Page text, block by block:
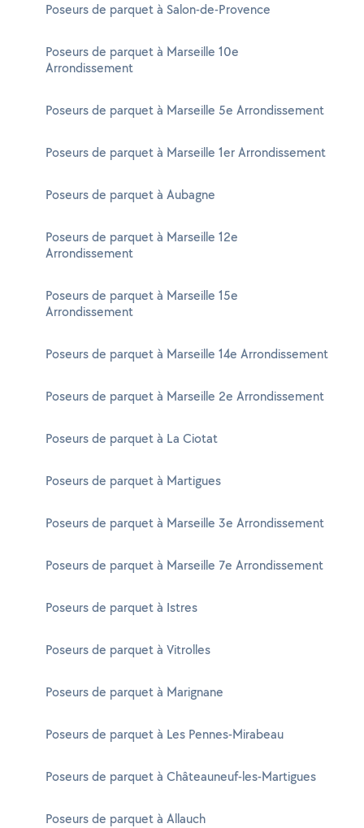
Poseurs de parquet à Salon-de-Provence
Poseurs de parquet à Marseille 10e
Arrondissement
Poseurs de parquet à Marseille 5e Arrondissement
Poseurs de parquet à Marseille 1er Arrondissement
Poseurs de parquet à Aubagne
Poseurs de parquet à Marseille 12e
Arrondissement
Poseurs de parquet à Marseille 15e
Arrondissement
Poseurs de parquet à Marseille 14e Arrondissement
Poseurs de parquet à Marseille 2e Arrondissement
Poseurs de parquet à La Ciotat
Poseurs de parquet à Martigues
Poseurs de parquet à Marseille 3e Arrondissement
Poseurs de parquet à Marseille 7e Arrondissement
Poseurs de parquet à Istres
Poseurs de parquet à Vitrolles
Poseurs de parquet à Marignane
Poseurs de parquet à Les Pennes-Mirabeau
Poseurs de parquet à Châteauneuf-les-Martigues
Poseurs de parquet à Allauch